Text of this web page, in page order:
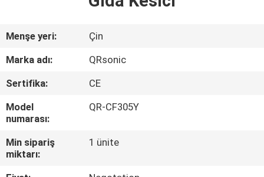
HAKKIMIZDA
TURU
KONTROLÜ
Menşe yeri:
Çin
Marka adı:
QRsonic
Sertifika:
CE
Model
numarası:
QR-CF305Y
Min sipariş
miktarı:
1 ünite